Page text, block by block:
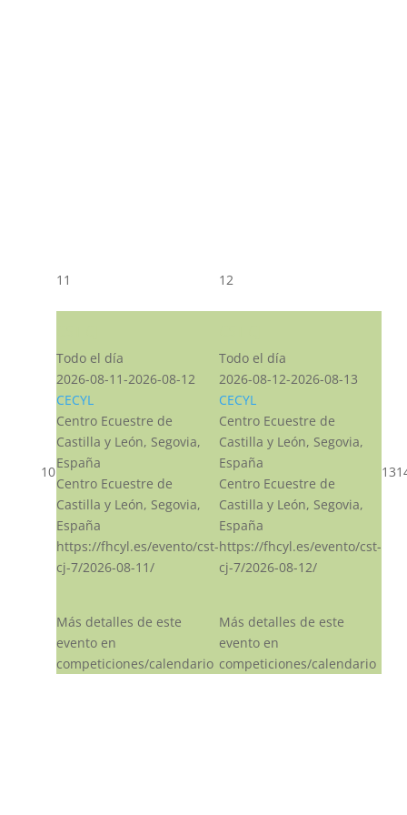
10
11
Todo el día
2026-08-11-2026-08-12
CECYL
Centro Ecuestre de
Castilla y León, Segovia,
España
Centro Ecuestre de
Castilla y León, Segovia,
España
https://fhcyl.es/evento/cst-
cj-7/2026-08-11/
Más detalles de este
evento en
competiciones/calendario
12
Todo el día
2026-08-12-2026-08-13
CECYL
Centro Ecuestre de
Castilla y León, Segovia,
España
Centro Ecuestre de
Castilla y León, Segovia,
España
https://fhcyl.es/evento/cst-
cj-7/2026-08-12/
Más detalles de este
evento en
competiciones/calendario
13